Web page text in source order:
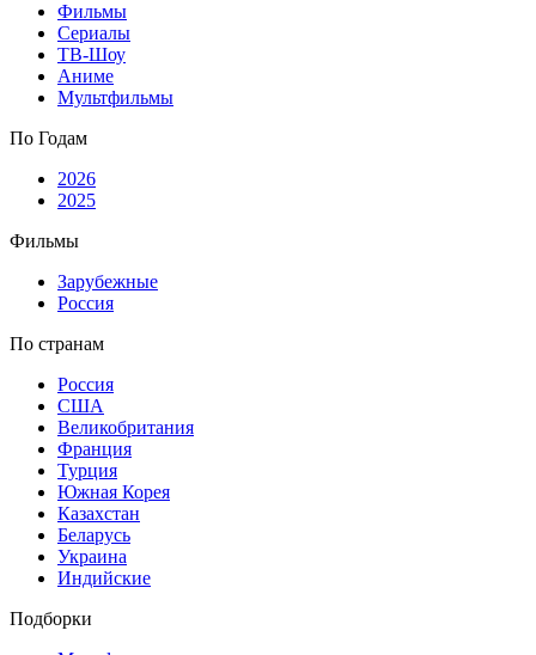
Фильмы
Сериалы
ТВ-Шоу
Аниме
Мультфильмы
По Годам
2026
2025
Фильмы
Зарубежные
Россия
По странам
Россия
США
Великобритания
Франция
Турция
Южная Корея
Казахстан
Беларусь
Украина
Индийские
Подборки